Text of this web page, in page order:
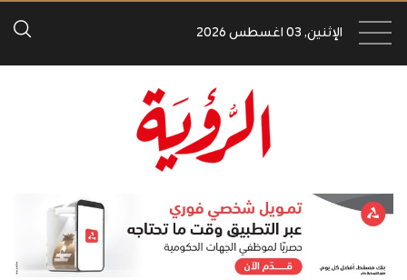
الإثنين, 03 اغسطس 2026